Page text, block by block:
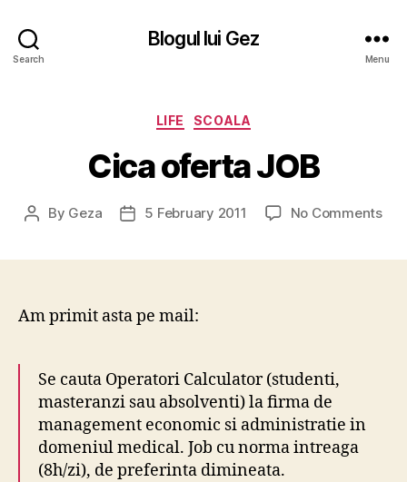
Search
Blogul lui Gez
Menu
Categories
LIFE SCOALA
Cica oferta JOB
Post
By Geza
Post5 February 2011 No Commentson
Am primit asta pe mail:
Se cauta Operatori Calculator (studenti,
masteranzi sau absolventi) la firma de
management economic si administratie in
domeniul medical. Job cu norma intreaga
(8h/zi), de preferinta dimineata.